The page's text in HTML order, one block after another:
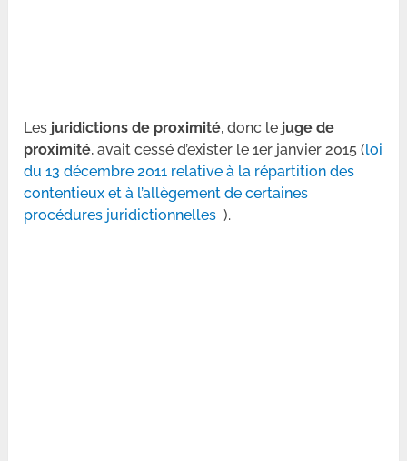
Les juridictions de proximité, donc le juge de
proximité, avait cessé d’exister le 1er janvier 2015 (loi
du 13 décembre 2011 relative à la répartition des
contentieux et à l’allègement de certaines
procédures juridictionnelles ).